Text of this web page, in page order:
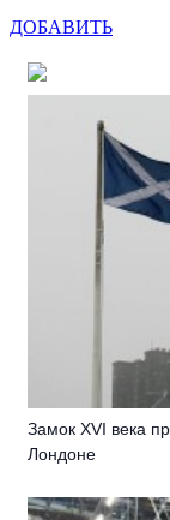
ДОБАВИТЬ
Замок XVI века
Лондоне